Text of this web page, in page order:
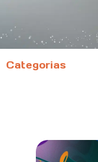
Categorias